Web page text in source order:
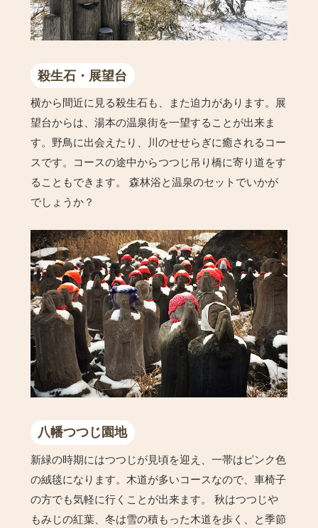
殺生石・展望台
横から間近に見る殺生石も、また迫力があります。展
望台からは、湯本の温泉街を一望することが出来ま
す。野鳥に出会えたり、川のせせらぎに癒されるコー
スです。コースの途中からつつじ吊り橋に寄り道をす
ることもできます。 森林浴と温泉のセットでいかが
でしょうか？
八幡つつじ園地
新緑の時期にはつつじが見頃を迎え、一帯はピンク色
の絨毯になります。木道が多いコースなので、車椅子
の方でも気軽に行くことが出来ます。 秋はつつじや
もみじの紅葉、冬は雪の積もった木道を歩く、と季節